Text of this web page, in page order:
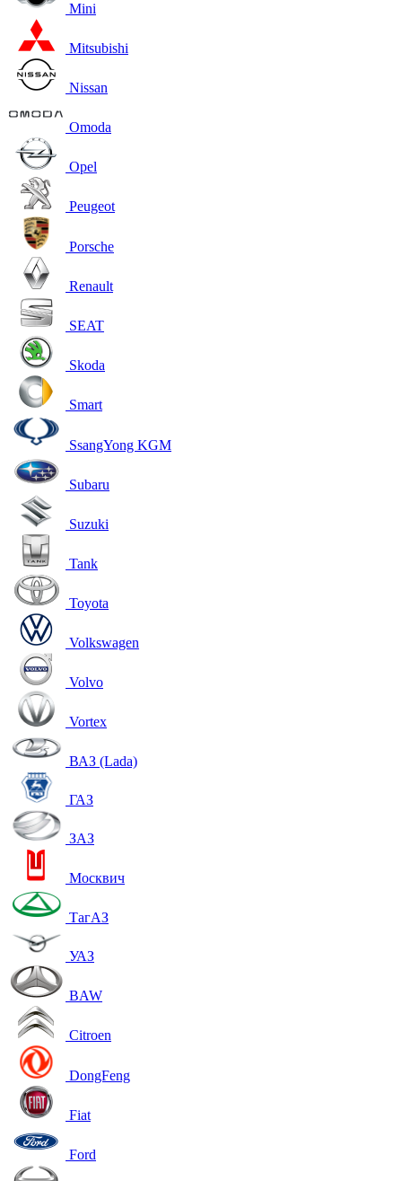
Mini
Mitsubishi
Nissan
Omoda
Opel
Peugeot
Porsche
Renault
SEAT
Skoda
Smart
SsangYong KGM
Subaru
Suzuki
Tank
Toyota
Volkswagen
Volvo
Vortex
ВАЗ (Lada)
ГАЗ
ЗАЗ
Москвич
ТагАЗ
УАЗ
BAW
Citroen
DongFeng
Fiat
Ford